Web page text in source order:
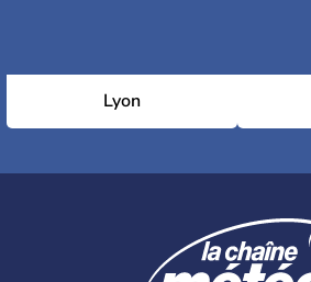
Lyon